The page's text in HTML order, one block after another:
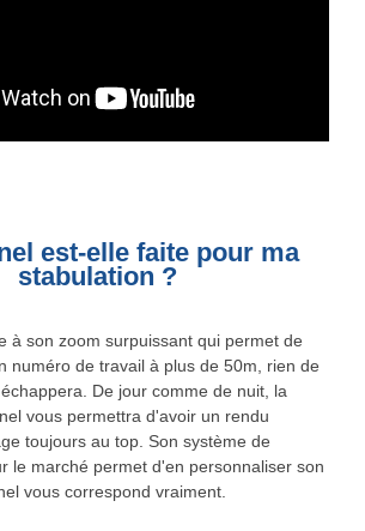
est-elle faite pour ma
stabulation ?
à son zoom surpuissant qui permet de
numéro de travail à plus de 50m, rien de
De jour comme de nuit, la
vous permettra d'avoir un rendu
toujours au top. Son système de
le marché permet d'en personnaliser son
vous correspond vraiment.